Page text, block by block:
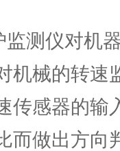
测仪对机
机械的转速
传感器的输
而做出方向